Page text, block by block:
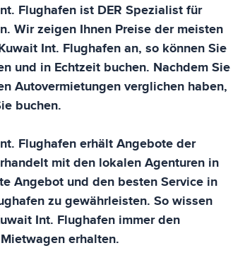
Flughafen ist DER Spezialist für
. Wir zeigen Ihnen Preise der meisten
Int. Flughafenan, so können Sie
und in Echtzeit buchen. Nachdem Sie
Autovermietungen verglichen haben,
buchen.
Flughafenerhält Angebote der
mit den lokalen Agenturen in
Angebot und den besten Service in
zu gewährleisten. So wissen
Int. Flughafen immer den
erhalten.